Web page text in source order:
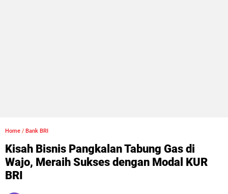
Home / Bank BRI
Kisah Bisnis Pangkalan Tabung Gas di
Wajo, Meraih Sukses dengan Modal KUR
BRI